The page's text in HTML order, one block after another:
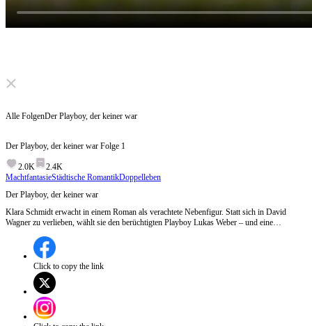
Click to unmute
Alle FolgenDer Playboy, der keiner war
Der Playboy, der keiner war Folge 1
2.0K
2.4K
MachtfantasieStädtische RomantikDoppelleben
Der Playboy, der keiner war
Klara Schmidt erwacht in einem Roman als verachtete Nebenfigur. Statt sich in David
Wagner zu verlieben, wählt sie den berüchtigten Playboy Lukas Weber – und eine
sich als ganz andere Nummer … und plötzlich wird sie von der Spitze der Gesellschaft
umsorgt.
Click to copy the link